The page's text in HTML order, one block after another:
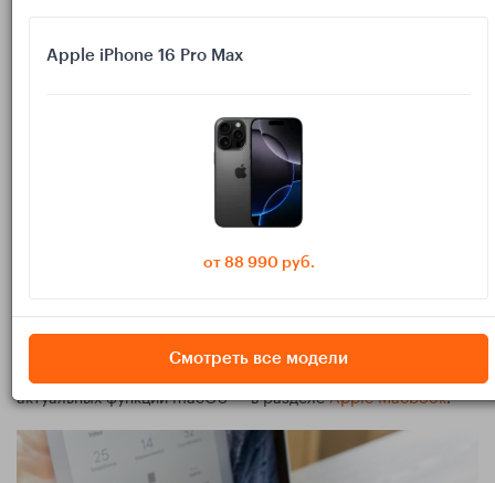
двухфакторная аутентификация.
Если на Mac выключен Wi‑Fi, но вы «всё равно
в интернете по кабелю», авторазблокировка
часто не запускается. Для этой функции Wi‑Fi
— не про скорость, а про условия
безопасности и работу Continuity.
Если у вас ещё нет часов или вы подбираете модель под
свои задачи, удобнее сразу смотреть актуальные варианты
Apple Watch. А для ноутбука с поддержкой
актуальных функций macOS — в разделеApple Macbook.
Apple iPhone 16 Pro Max
от 88 990 руб.
Смотреть все модели